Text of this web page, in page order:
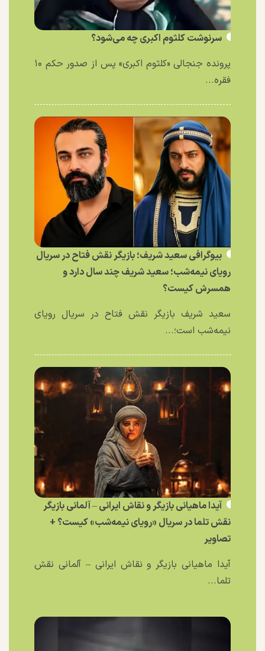
سرنوشت کلثوم اکبری چه می‌شود؟
پرونده جنجالی «کلثوم اکبری» پس از صدور حکم ۱۰
فقره...
بیوگرافی سعید شریف؛ بازیگر نقش فتاح در سریال
رویای نیمه‌شب؛ سعید شریف چند سال دارد و
همسرش کیست؟
سعید شریف بازیگر نقش فتاح در سریال رویای
نیمه‌شب است؛...
آیدا ماهیانی بازیگر و نقاش ایرانی – آلمانی بازیگر
نقش تلما در سریال «رویای نیمه‌شب» کیست؟ +
تصاویر
آیدا ماهیانی بازیگر و نقاش ایرانی – آلمانی نقش
تلما...